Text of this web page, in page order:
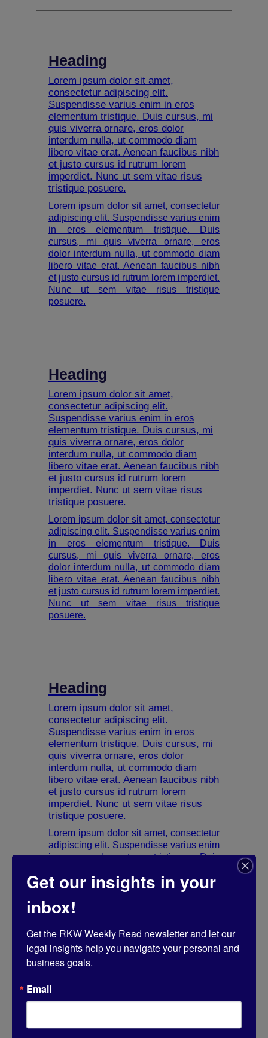
Heading
Lorem ipsum dolor sit amet,
consectetur adipiscing elit.
Suspendisse varius enim in eros
elementum tristique. Duis cursus, mi
quis viverra ornare, eros dolor
interdum nulla, ut commodo diam
libero vitae erat. Aenean faucibus nibh
et justo cursus id rutrum lorem
imperdiet. Nunc ut sem vitae risus
tristique posuere.
Lorem ipsum dolor sit amet, consectetur
adipiscing elit. Suspendisse varius enim
in eros elementum tristique. Duis
cursus, mi quis viverra ornare, eros
dolor interdum nulla, ut commodo diam
libero vitae erat. Aenean faucibus nibh
et justo cursus id rutrum lorem imperdiet.
Nunc ut sem vitae risus tristique
posuere.
Heading
Lorem ipsum dolor sit amet,
consectetur adipiscing elit.
Suspendisse varius enim in eros
elementum tristique. Duis cursus, mi
quis viverra ornare, eros dolor
interdum nulla, ut commodo diam
libero vitae erat. Aenean faucibus nibh
et justo cursus id rutrum lorem
imperdiet. Nunc ut sem vitae risus
tristique posuere.
Lorem ipsum dolor sit amet, consectetur
adipiscing elit. Suspendisse varius enim
in eros elementum tristique. Duis
cursus, mi quis viverra ornare, eros
dolor interdum nulla, ut commodo diam
libero vitae erat. Aenean faucibus nibh
et justo cursus id rutrum lorem imperdiet.
Nunc ut sem vitae risus tristique
posuere.
Heading
Lorem ipsum dolor sit amet,
consectetur adipiscing elit.
Suspendisse varius enim in eros
elementum tristique. Duis cursus, mi
quis viverra ornare, eros dolor
interdum nulla, ut commodo diam
libero vitae erat. Aenean faucibus nibh
et justo cursus id rutrum lorem
imperdiet. Nunc ut sem vitae risus
tristique posuere.
Lorem ipsum dolor sit amet, consectetur
adipiscing elit. Suspendisse varius enim
in eros elementum tristique. Duis
dolor interdum nulla, ut commodo diam
libero vitae erat. Aenean faucibus nibh
et justo cursus id rutrum lorem imperdiet.
Nunc ut sem vitae risus tristique
posuere.
Heading
Get our insights in your
inbox!
Get the RKW Weekly Read newsletter and let our
legal insights help you navigate your personal and
business goals.
Email